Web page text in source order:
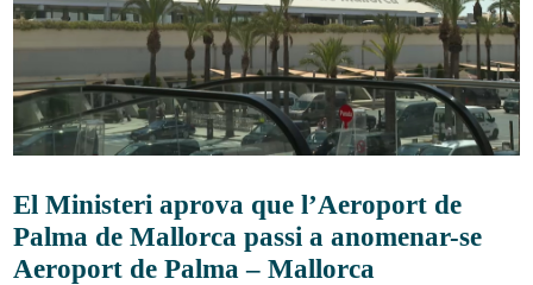
El Ministeri aprova que l’Aeroport de
Palma de Mallorca passi a anomenar-se
Aeroport de Palma – Mallorca